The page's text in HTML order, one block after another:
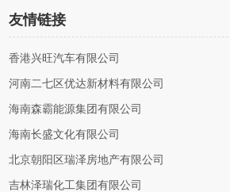
友情链接
香港兴旺汽车有限公司
河南二七区优达新材料有限公司
海南森霸能源集团有限公司
海南长盛文化有限公司
北京朝阳区瑞泽房地产有限公司
吉林泽瑞化工集团有限公司